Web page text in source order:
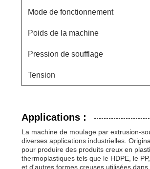
Mode de fonctionnement
Poids de la machine
Pression de soufflage
Tension
Applications :
La machine de moulage par extrusion-
diverses applications industrielles.
pour produire des produits creux en
thermoplastiques tels que le HDPE, le
et d'autres formes creuses utilisées dans